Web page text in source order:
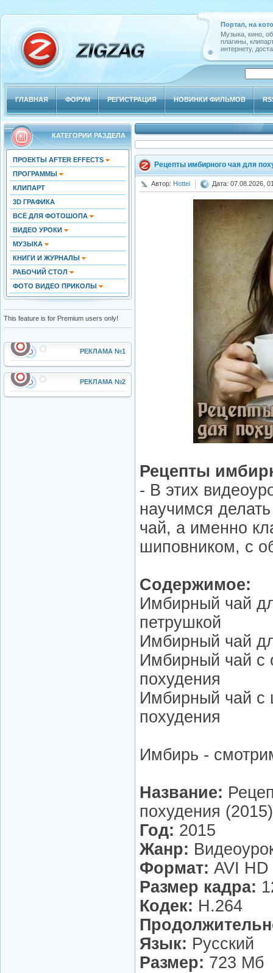
Портал, на
Музыка, кино,
плагины,
интернету,
ГЛАВНАЯ ФОРУМ РЕГИСТРАЦИЯ НОВИНКИ ФИЛЬМОВ
КАТЕГОРИИ РАЗДЕЛА
ПРОЕКТЫ AFTER EFFECTS
ПРОГРАММЫ
КЛИПАРТ
3D ГРАФИКА
ВСЁ ДЛЯ ФОТОШОПА
ВИДЕО УРОКИ
МУЗЫКА
КНИГИ И ЖУРНАЛЫ
РАБОЧИЙ СТОЛ
ФОТО ВИДЕО ПРИКОЛЫ
This feature is for Premium users only!
РЕКЛАМА №1
РЕКЛАМА №2
Рецепты имбирного чая для
Автор: Hottei Дата: 07.08.2026,
Рецепты
- В этих
научимся
чай, а именно
шиповником, с
Содержимое:
Имбирный чай
петрушкой
Имбирный чай
Имбирный чай с
похудения
Имбирный чай с
похудения
Имбирь -
Название:
похудения (2015)
Год: 2015
Жанр:
Формат: AVI HD
Размер кадра:
Кодек: H.264
Язык: Русский
Размер: 723 Мб